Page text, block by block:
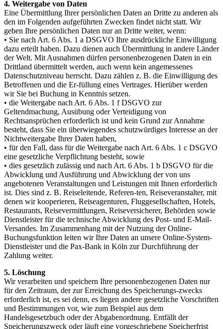
4. Weitergabe von Daten
Eine Übermittlung Ihrer persönlichen Daten an Dritte zu anderen als
den im Folgenden aufgeführten Zwecken findet nicht statt. Wir
geben Ihre persönlichen Daten nur an Dritte weiter, wenn:
• Sie nach Art. 6 Abs. 1 a DSGVO Ihre ausdrückliche Einwilligung
dazu erteilt haben. Dazu dienen auch Übermittlung in andere Länder
der Welt. Mit Ausnahmen dürfen personenbezogenen Daten in ein
Drittland übermittelt werden, auch wenn kein angemessenes
Datenschutzniveau herrscht. Dazu zählen z. B. die Einwilligung des
Betroffenen und die Er-füllung eines Vertrages. Hierüber werden
wir Sie bei Buchung in Kenntnis setzen.
• die Weitergabe nach Art. 6 Abs. 1 f DSGVO zur
Geltendmachung, Ausübung oder Verteidigung von
Rechtsansprüchen erforderlich ist und kein Grund zur Annahme
besteht, dass Sie ein überwiegendes schutzwürdiges Interesse an der
Nichtweitergabe Ihrer Daten haben,
• für den Fall, dass für die Weitergabe nach Art. 6 Abs. 1 c DSGVO
eine gesetzliche Verpflichtung besteht, sowie
• dies gesetzlich zulässig und nach Art. 6 Abs. 1 b DSGVO für die
Abwicklung und Ausführung und Abwicklung der von uns
angebotenen Veranstaltungen und Leistungen mit Ihnen erforderlich
ist. Dies sind z. B. Reiseleitende, Referen-ten, Reiseveranstalter, mit
denen wir kooperieren, Reiseagenturen, Fluggesellschaften, Hotels,
Restaurants, Reisevermittlungen, Reiseversicherer, Behörden sowie
Dienstleister für die technische Abwicklung des Post- und E-Mail-
Versandes. Im Zusammenhang mit der Nutzung der Online-
Buchungsfunktion leiten wir Ihre Daten an unsere Online-System-
Dienstleister und die Pax-Bank in Köln zur Durchführung der
Zahlung weiter.
5. Löschung
Wir verarbeiten und speichern Ihre personenbezogenen Daten nur
für den Zeitraum, der zur Erreichung des Speicherungs-zwecks
erforderlich ist, es sei denn, es liegen andere gesetzliche Vorschriften
und Bestimmungen vor, wie zum Beispiel aus dem
Handelsgesetzbuch oder der Abgabenordnung. Entfällt der
Speicherungszweck oder läuft eine vorgeschriebene Speicherfrist